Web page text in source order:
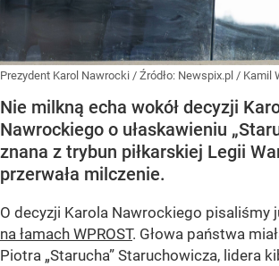
Prezydent Karol Nawrocki / Źródło: Newspix.pl / Kamil
Nie milkną echa wokół decyzji
Nawrockiego o ułaskawieniu
znana z trybun piłkarskiej Legii
przerwała milczenie.
O decyzji Karola Nawrockiego pisaliśmy
na łamach WPROST. Głowa państwa
Piotra „Starucha” Staruchowicza, lidera